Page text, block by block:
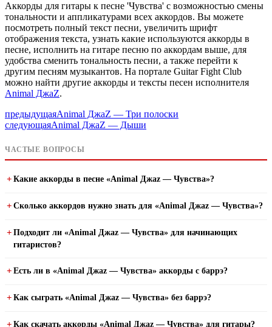
Аккорды для гитары к песне 'Чувства' с возможностью смены
тональности и аппликатурами всех аккордов. Вы можете
посмотреть полный текст песни, увеличить шрифт
отображения текста, узнать какие используются аккорды в
песне, исполнить на гитаре песню по аккордам выше, для
удобства сменить тональность песни, а также перейти к
другим песням музыкантов. На портале Guitar Fight Club
можно найти другие аккорды и тексты песен исполнителя
Animal ДжаZ.
предыдущаяAnimal ДжаZ — Три полоски
следующаяAnimal ДжаZ — Дыши
ЧАСТЫЕ ВОПРОСЫ
Какие аккорды в песне «Animal Джаz — Чувства»?
Сколько аккордов нужно знать для «Animal Джаz — Чувства»?
Подходит ли «Animal Джаz — Чувства» для начинающих
гитаристов?
Есть ли в «Animal Джаz — Чувства» аккорды с баррэ?
Как сыграть «Animal Джаz — Чувства» без баррэ?
Как скачать аккорды «Animal Джаz — Чувства» для гитары?